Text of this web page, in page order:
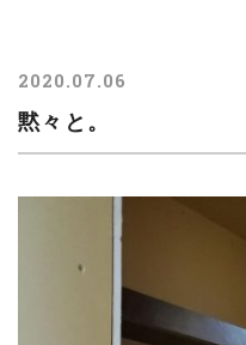
2020.07.06
黙々と。